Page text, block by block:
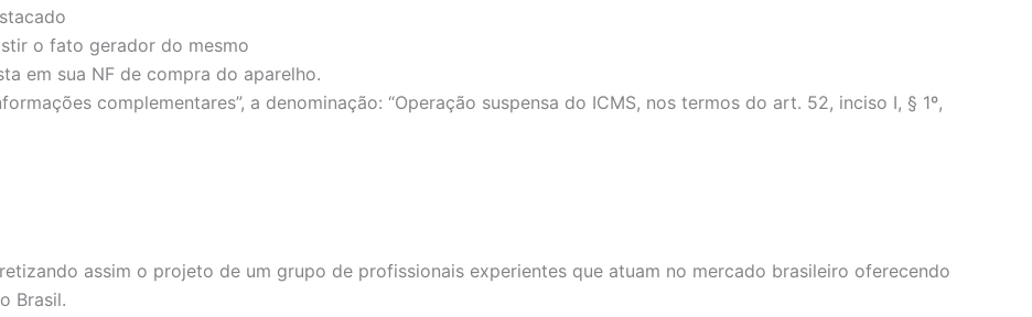
o fato gerador do mesmo
em sua NF de compra do aparelho.
complementares”, a denominação: “Operação suspensa do ICMS, nos termos do art. 52, inciso I, § 1º,
assim o projeto de um grupo de profissionais experientes que atuam no mercado brasileiro oferecendo
Brasil.